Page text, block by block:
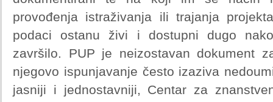
provođenja istraživanja ili trajanja
podaci ostanu živi i dostupni dugo
završilo. PUP je neizostavan dokument
njegovo ispunjavanje često izaziva
jasniji i jednostavniji, Centar za